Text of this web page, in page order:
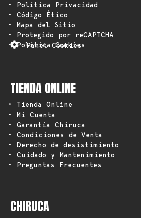
• Política Privacidad
• Código Ético
• Mapa del Sitio
• Protegido por reCAPTCHA
• Política Cookies
Panel Cookies
TIENDA ONLINE
• Tienda Online
• Mi Cuenta
• Garantía Chiruca
• Condiciones de Venta
• Derecho de desistimiento
• Cuidado y Mantenimiento
• Preguntas Frecuentes
CHIRUCA